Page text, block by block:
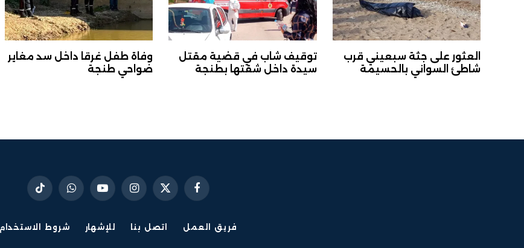
العثور على جثة سبعيني قرب
شاطئ السواني بالحسيمة
توقيف شاب في قضية مقتل
سيدة داخل شقتها بطنجة
وفاة طفل غرقا داخل سد مغاير
ضواحي طنجة
فيسبوكX
(Twitter)
الانستغراميوتيوب واتساب تيكتوك
فريق العمل اتصل بنا للإشهار شروط الاستخدام